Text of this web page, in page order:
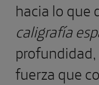
hacia lo que
caligrafía
fuerza que